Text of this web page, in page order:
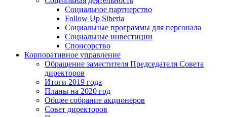
Социальное партнерство
Follow Up Siberia
Социальные программы для персонала
Социальные инвестиции
Спонсорство
Корпоративное управление
Обращение заместителя Председателя Совета
директоров
Итоги 2019 года
Планы на 2020 год
Общее собрание акционеров
Совет директоров